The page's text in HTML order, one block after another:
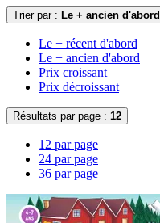
Trier par : Le + ancien d'abord
Le + récent d'abord
Le + ancien d'abord
Prix croissant
Prix décroissant
Résultats par page : 12
12 par page
24 par page
36 par page